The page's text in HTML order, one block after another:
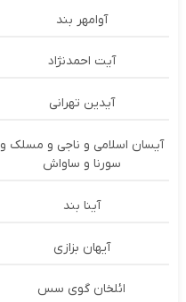
آوامهر بند
آیت احمدنژاد
آیدین تهرانی
آیسان اسلامی و ناجی و مسلک و
سورنا و ساواش
آینا بند
آیهان بزازی
ائلخان گوی سس